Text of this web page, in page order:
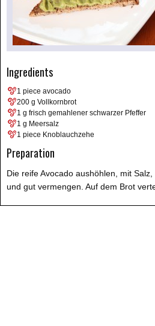
Ingredients
1 piece avocado
200 g Vollkornbrot
1 g frisch gemahlener schwarzer Pfeffer
1 g Meersalz
1 piece Knoblauchzehe
Preparation
Die reife Avocado aushöhlen, mit
und gut vermengen. Auf dem Brot